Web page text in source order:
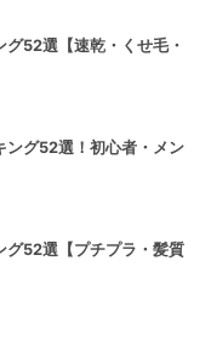
グ52選【速乾・くせ毛・
ング52選！初心者・メン
グ52選【プチプラ・髪質